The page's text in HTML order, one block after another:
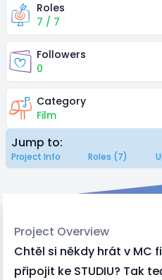
Roles
7 / 7
Followers
0
Category
Film
Jump to:
Project Info Roles (7)
Project Overview
Chtěl si někdy hrát v MC
připojit ke STUDIU? Tak